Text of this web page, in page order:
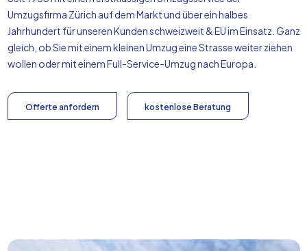
Umzugsfirma Zürich auf dem Markt und über ein halbes
Jahrhundert für unseren Kunden schweizweit & EU im Einsatz. Ganz
gleich, ob Sie mit einem kleinen Umzug eine Strasse weiter ziehen
wollen oder mit einem Full-Service-Umzug nachEuropa
Offerte anfordern kostenlose Beratung